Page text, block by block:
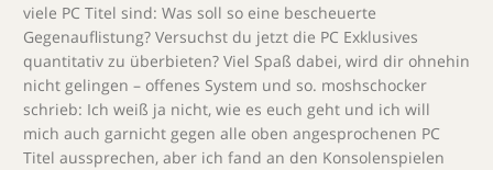
viele PC Titel sind: Was soll so eine bescheuerte
Gegenauflistung? Versuchst du jetzt die PC Exklusives
quantitativ zu überbieten? Viel Spaß dabei, wird dir ohnehin
nicht gelingen – offenes System und so. moshschocker
schrieb: Ich weiß ja nicht, wie es euch geht und ich will
mich auch garnicht gegen alle oben angesprochenen PC
Titel aussprechen, aber ich fand an den Konsolenspielen